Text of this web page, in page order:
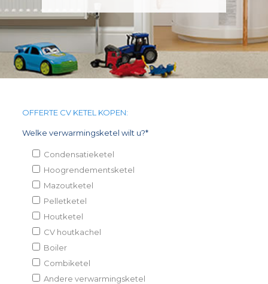
OFFERTE CV KETEL KOPEN:
Welke verwarmingsketel wilt u?*
Condensatieketel
Hoogrendementsketel
Mazoutketel
Pelletketel
Houtketel
CV houtkachel
Boiler
Combiketel
Andere verwarmingsketel